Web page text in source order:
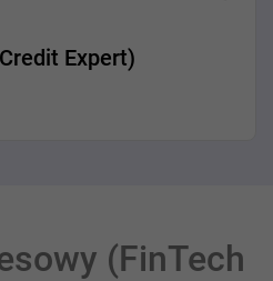
Expert)
(FinTech